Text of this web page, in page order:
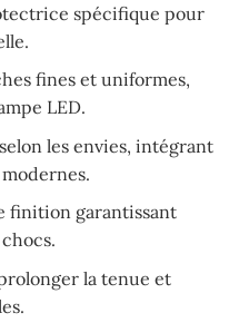
spécifique pour
fines et uniformes,
LED.
les envies, intégrant
finition garantissant
la tenue et